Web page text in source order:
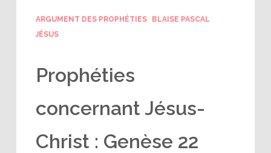
ARGUMENT DES PROPHÉTIES
BLAISE PASCAL
JÉSUS
Prophéties
concernant Jésus-
Christ : Genèse 22